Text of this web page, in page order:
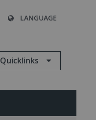
LANGUAGE
Quicklinks